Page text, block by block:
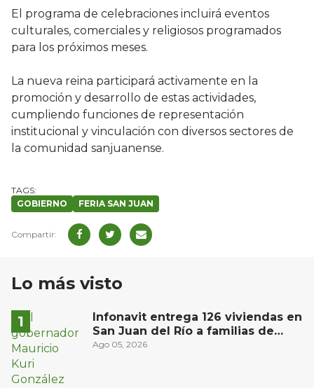
El programa de celebraciones incluirá eventos
culturales, comerciales y religiosos programados
para los próximos meses.
La nueva reina participará activamente en la
promoción y desarrollo de estas actividades,
cumpliendo funciones de representación
institucional y vinculación con diversos sectores de
la comunidad sanjuanense.
GOBIERNO FERIA SAN JUAN
Lo más visto
Infonavit entrega 126 viviendas en
San Juan del Río a familias de
bajos ingresos
Ago 05, 2026